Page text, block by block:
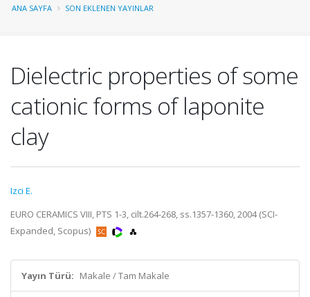
ANA SAYFA SON EKLENEN YAYINLAR
Dielectric properties of some
cationic forms of laponite
clay
Izci E.
EURO CERAMICS VIII, PTS 1-3, cilt.264-268, ss.1357-1360, 2004 (SCI-
Expanded, Scopus)
Yayın Türü: Makale / Tam Makale